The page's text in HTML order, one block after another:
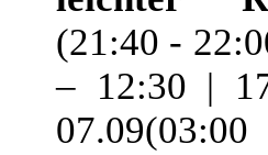
(21:40 -
– 12:30 |